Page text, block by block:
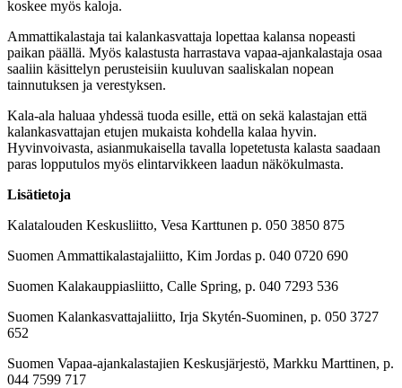
koskee myös kaloja.
Ammattikalastaja tai kalankasvattaja lopettaa kalansa nopeasti
paikan päällä. Myös kalastusta harrastava vapaa-ajankalastaja osaa
saaliin käsittelyn perusteisiin kuuluvan saaliskalan nopean
tainnutuksen ja verestyksen.
Kala-ala haluaa yhdessä tuoda esille, että on sekä kalastajan että
kalankasvattajan etujen mukaista kohdella kalaa hyvin.
Hyvinvoivasta, asianmukaisella tavalla lopetetusta kalasta saadaan
paras lopputulos myös elintarvikkeen laadun näkökulmasta.
Lisätietoja
Kalatalouden Keskusliitto, Vesa Karttunen p. 050 3850 875
Suomen Ammattikalastajaliitto, Kim Jordas p. 040 0720 690
Suomen Kalakauppiasliitto, Calle Spring, p. 040 7293 536
Suomen Kalankasvattajaliitto, Irja Skytén-Suominen, p. 050 3727
652
Suomen Vapaa-ajankalastajien Keskusjärjestö, Markku Marttinen, p.
044 7599 717